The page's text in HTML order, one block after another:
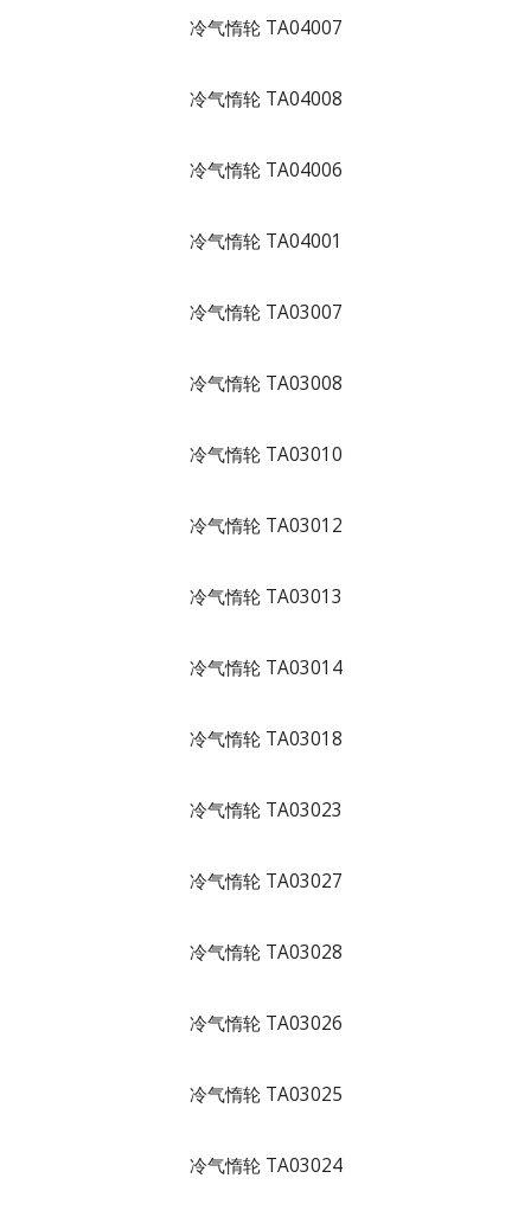
冷气惰轮 TA04007
冷气惰轮 TA04008
冷气惰轮 TA04006
冷气惰轮 TA04001
冷气惰轮 TA03007
冷气惰轮 TA03008
冷气惰轮 TA03010
冷气惰轮 TA03012
冷气惰轮 TA03013
冷气惰轮 TA03014
冷气惰轮 TA03018
冷气惰轮 TA03023
冷气惰轮 TA03027
冷气惰轮 TA03028
冷气惰轮 TA03026
冷气惰轮 TA03025
冷气惰轮 TA03024